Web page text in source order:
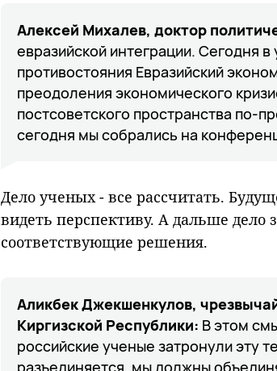
Алексей Михалев, доктор
евразийской интеграции. Сегодня
противостояния Евразийский
преодоления экономического
постсоветского пространства по-
сегодня мы собрались на
Дело ученых - все рассчитать.
видеть перспективу. А дальше
соответствующие решения.
Аликбек Джекшенкулов,
Киргизской Республики: В этом
российские ученые затронули эту
разъединяется, мы должны